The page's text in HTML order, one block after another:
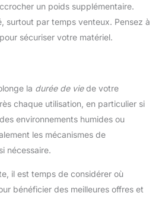
un poids supplémentaire.
surtout par temps venteux. Pensez à
sécuriser votre matériel.
la durée de viede votre
chaque utilisation, en particulier si
environnements humides ou
les mécanismes de
nécessaire.
il est temps de considérer où
bénéficier des meilleures offres et